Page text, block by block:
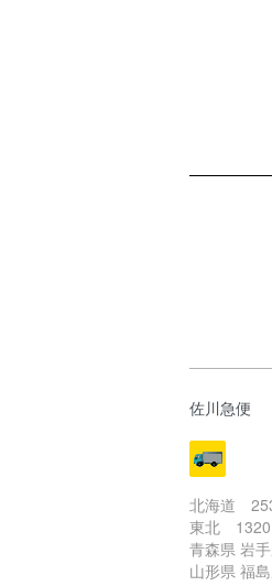
佐川急便
北海道
東北 1320
青森県 岩
山形県 福